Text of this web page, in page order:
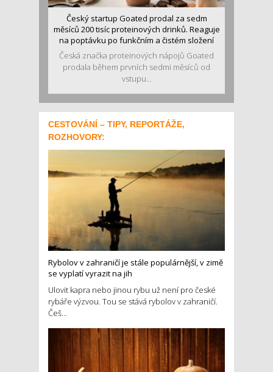
Český startup Goated prodal za sedm
měsíců 200 tisíc proteinových drinků. Reaguje
na poptávku po funkčním a čistém složení
Česká značka proteinových nápojů Goated
prodala během prvních sedmi měsíců od
vstupu...
CESTOVÁNÍ – TIPY, REPORTÁŽE,
ROZHOVORY:
Rybolov v zahraničí je stále populárnější, v zimě
se vyplatí vyrazit na jih
Ulovit kapra nebo jinou rybu už není pro české
rybáře výzvou. Tou se stává rybolov v zahraničí.
Češ...